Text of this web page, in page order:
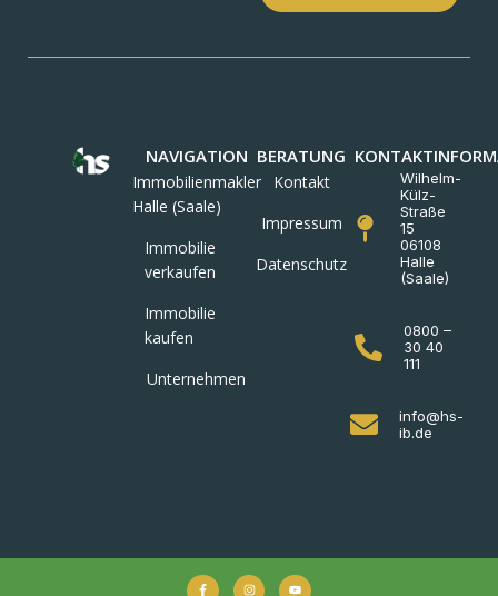
NAVIGATION
Immobilienmakler
Halle (Saale)
Immobilie
verkaufen
Immobilie
kaufen
Unternehmen
BERATUNG
Kontakt
Impressum
Datenschutz
Wilhelm-
Külz-
Straße
15
06108
Halle
(Saale)
0800 –
30 40
111
info@hs-
ib.de